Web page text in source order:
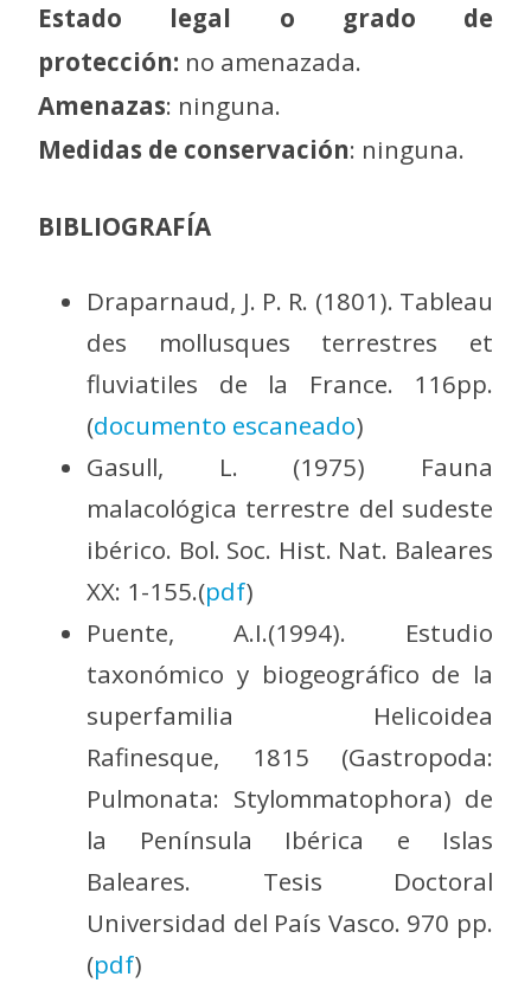
Estado legal o grado de
protección: no amenazada.
Amenazas: ninguna.
Medidas de conservación: ninguna.
BIBLIOGRAFÍA
Draparnaud, J. P. R. (1801). Tableau
des mollusques terrestres et
fluviatiles de la France. 116pp.
(documento escaneado)
Gasull, L. (1975) Fauna
malacológica terrestre del sudeste
ibérico. Bol. Soc. Hist. Nat. Baleares
XX: 1-155.(pdf)
Puente, A.I.(1994). Estudio
taxonómico y biogeográfico de la
superfamilia Helicoidea
Rafinesque, 1815 (Gastropoda:
Pulmonata: Stylommatophora) de
la Península Ibérica e Islas
Baleares. Tesis Doctoral
Universidad del País Vasco. 970 pp.
(pdf)